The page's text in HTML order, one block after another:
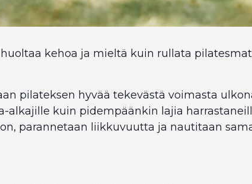
kehoa ja mieltä kuin rullata
pilateksen hyvää tekevästä voimasta
alkajille kuin pidempäänkin lajia
parannetaan liikkuvuutta ja nautitaan